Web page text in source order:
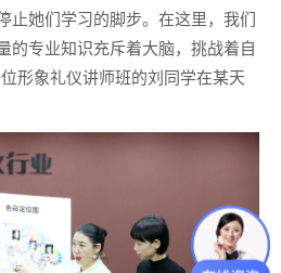
止她们学习的脚步。在这里，我们
的专业知识充斥着大脑，挑战着自
形象礼仪讲师班的刘同学在某天